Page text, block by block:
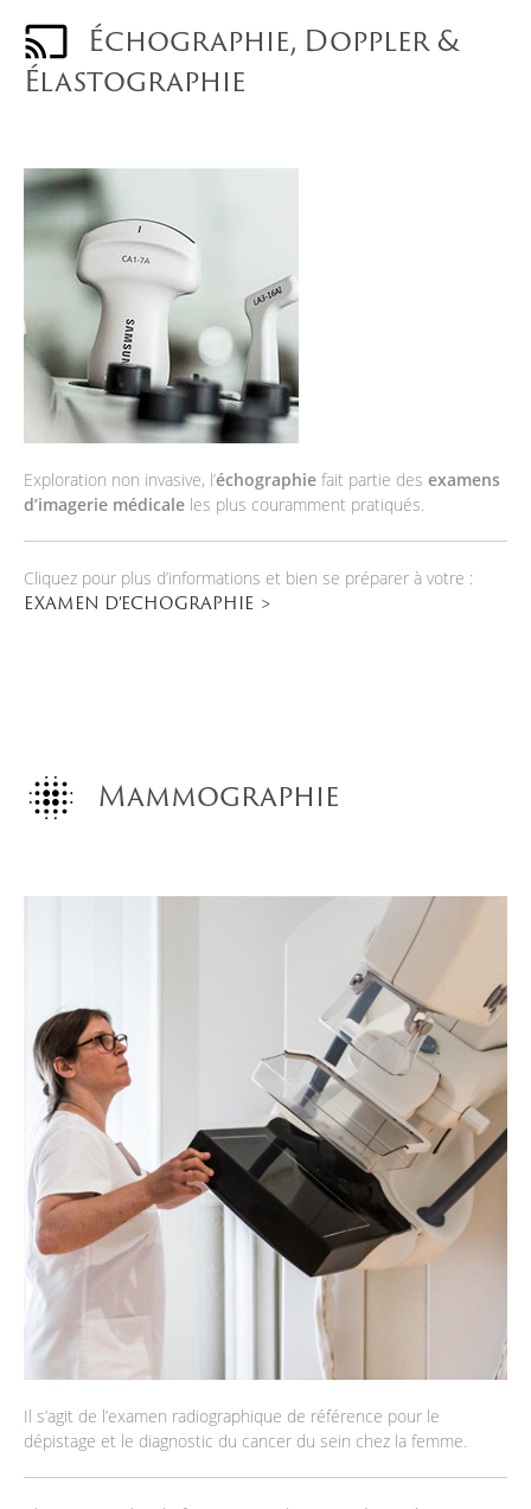
Échographie, Doppler &
Élastographie
Exploration non invasive, l’échographie fait partie des examens
d’imagerie médicale les plus couramment pratiqués.
Cliquez pour plus d’informations et bien se préparer à votre :
EXAMEN D’ECHOGRAPHIE
Mammographie
Il s’agit de l’examen radiographique de référence pour le
dépistage et le diagnostic du cancer du sein chez la femme.